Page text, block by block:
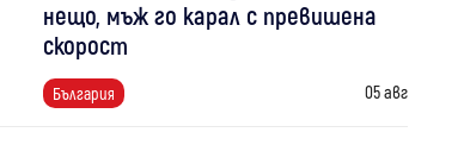
нещо, мъж го карал с превишена
скорост
България 05 авг